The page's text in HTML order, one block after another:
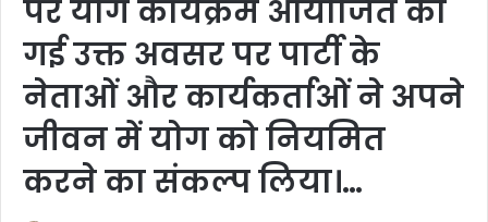
पर योग कार्यक्रम आयोजित की
गई उक्त अवसर पर पार्टी के
नेताओं और कार्यकर्ताओं ने अपने
जीवन में योग को नियमित
करने का संकल्प लिया।…